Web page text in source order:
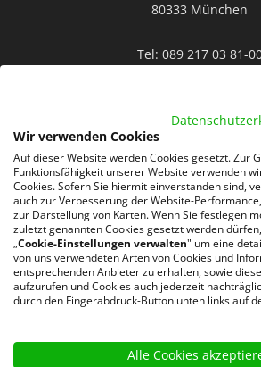
80333 München
Tel: 089 217 03 81-
Datenschutz AGB
220 Google-
★★★★
4,8 von 5
Wir verwenden Cookies
Auf dieser Website werden Cookies gesetzt. Zur
Funktionsfähigkeit unserer Website verwenden
Cookies. Sofern Sie hiermit einverstanden sind,
auch zur Verbesserung der Website-
zur Darstellung von Karten. Wenn Sie festlegen
zuletzt genannten Cookies gesetzt werden
„Cookie-Einstellungen verwalten" um eine
von uns verwendeten Arten von Cookies und
entsprechenden Anbieter zu erhalten, sowie
aufzurufen und Cookies auch jederzeit
durch den Fingerabdruck-Button unten links auf
Alle Cookies